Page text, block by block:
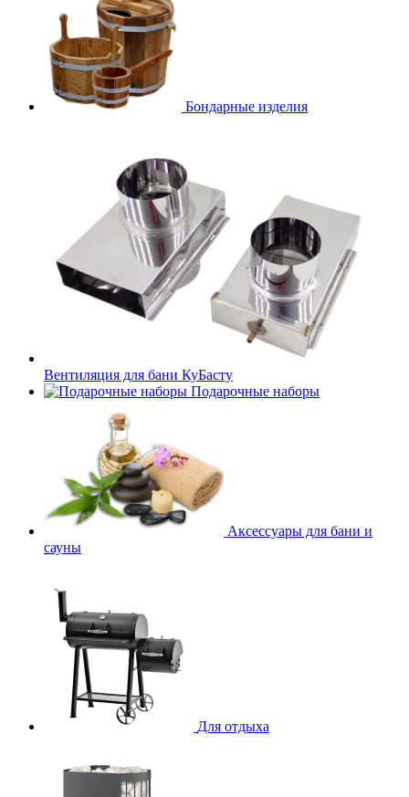
Бондарные изделия
Вентиляция для бани КуБасту
Подарочные наборы
Аксессуары для бани и
сауны
Для отдыха